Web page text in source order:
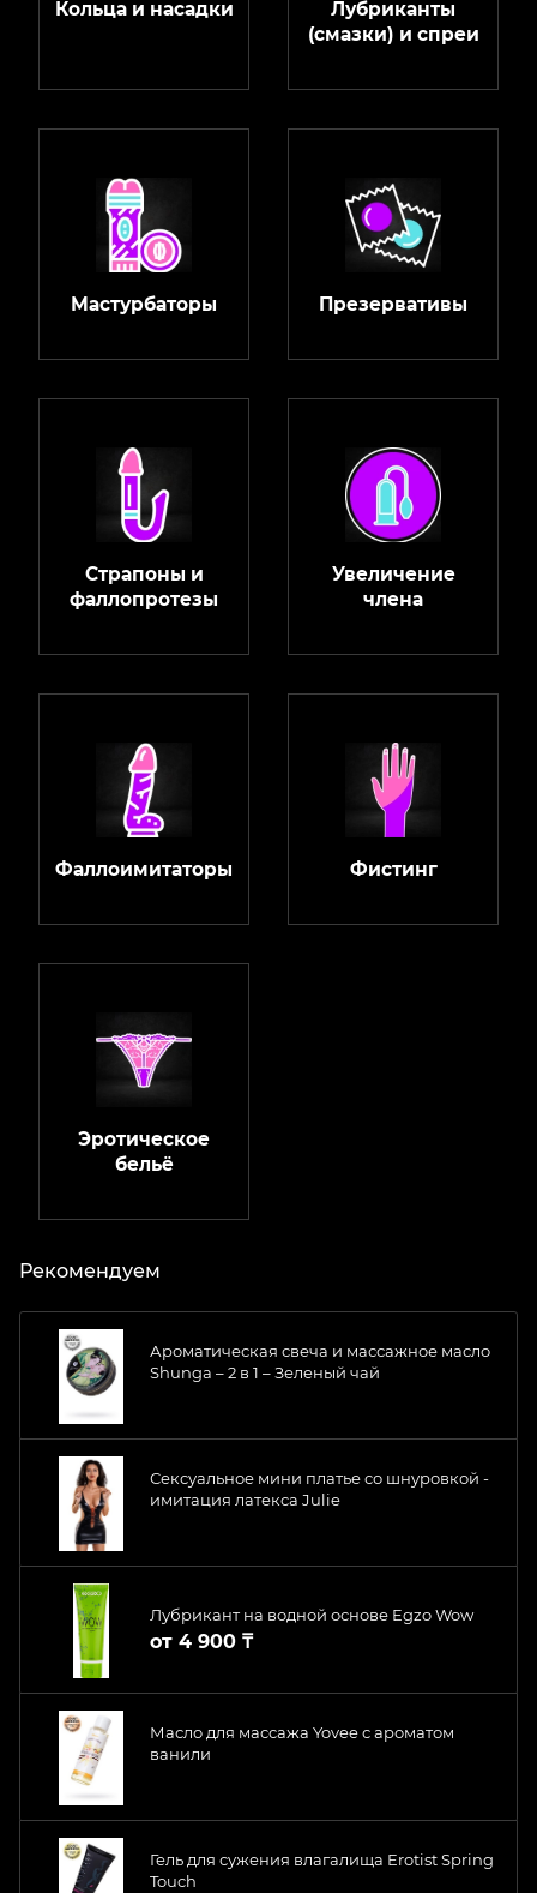
Кольца и насадки
Лубриканты
(смазки) и спреи
Мастурбаторы Презервативы
Страпоны и
фаллопротезы
Увеличение
члена
Фаллоимитаторы Фистинг
Эротическое
бельё
Рекомендуем
Ароматическая свеча и массажное масло
Shunga – 2 в 1 – Зеленый чай
Сексуальное мини платье со шнуровкой -
имитация латекса Julie
Лубрикант на водной основе Egzo Wow
от 4 900 ₸
Масло для массажа Yovee с ароматом
ванили
Гель для сужения влагалища Erotist Spring
Touch